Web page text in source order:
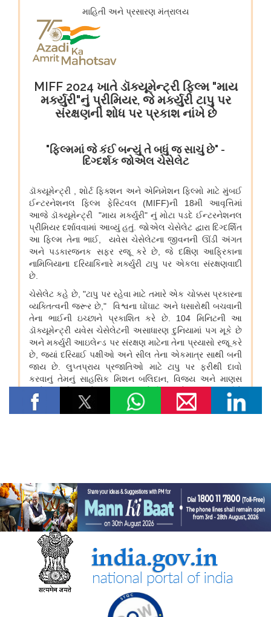
विभाग-संबंधित विज्ञान तथा प्रौद्योगिकी, पर्यावरण, वन और जलवायु परिवर्तन
संबंधी संसदीय स्थायी समिति की 413-415वीं रिपोर्ट पर प्रेस विज्ञप्ति
स्वास्थ्य और परिवार कल्याण संबंधी संसदीय स्थायी समिति की 175वीं, 176
वीं, 177 वीं रिपोर्ट पर प्रेस विज्ञप्ति
प्रेस विज्ञप्ति
राज्यसभा के सभापति द्वारा ऐतिहासिक भारत छोड़ो आंदोलन की 84वीं वर्षगांठ
पर दिए गए भाषण का मूल पाठ
आयुर्वेद पर्यटन के लिए केरल एक वैश्विक केंद्र के रूप में
आयुष औषधियों का मानकीकरण
महिलाओं के लिए आयुष स्वास्थ्य सेवाओं की प्रगति
जनजातीय क्षेत्रों में आयुष स्वास्थ्य सेवाएं
सोवा-रिग्पा को वैश्विक स्तर पर मान्यता प्राप्त साक्ष्य-आधारित स्वास्थ्य सेवा
प्रणाली के रूप में उभरना चाहिए: केंद्रीय मंत्री श्री प्रतापराव जाधव
कृषि एवं किसान कल्‍याण मंत्रालय
विषय: मानव-जनित भूमि क्षरण के कारण कृषि उपज में हानि
विषय- एग्रीस्टैक और डिजिटल कृषि मिशन का कार्यान्वयन
विषय- किसान उत्पादक संगठनों (एफपीओ) का गठन
विषय: राष्ट्रीय खाद्य तेल मिशन तिलहन (एनएमईओ-तिलहन) का क्रियान्वयन
विषय: तिलहन एवं दलहन के उत्पादन को बढ़ाने के लिए उठाए गए कदम
विषय: राष्ट्रीय मधुमक्खी पालन और शहद मिशन (एनबीएचएम) का
क्रियान्वयन
वाणिज्‍य एवं उद्योग मंत्रालय
डीजीएफटी, 'सोर्स फ्रॉम इंडिया' फीचर के माध्यम से डीपीआईआईटी-मान्यता
प्राप्त स्टार्टअप्स को वैश्विक व्यापार पारिस्थितिकी तंत्र से जोड़ता है
नई दिल्ली में आधुनिकीकरण और औद्योगिक सहयोग पर भारत-रूस कार्य समूह
के 12वें सत्र का आयोजन
भव्य योजना के पहले चरण के पहले राउंड में 87 प्रस्ताव प्राप्त हुए
जेम ने सार्वजनिक खरीद में बदलाव लाने का एक दशक पूरा किया, कुल जीएमवी
20 लाख करोड़ रुपये से ज्यादा हुआ